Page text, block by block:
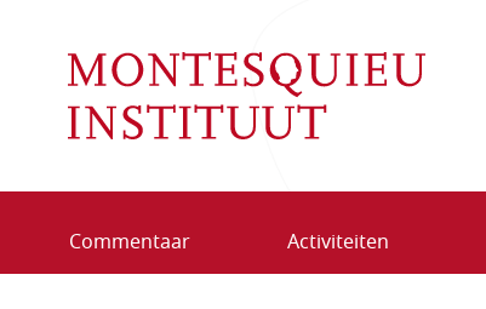
Commentaar Activiteiten